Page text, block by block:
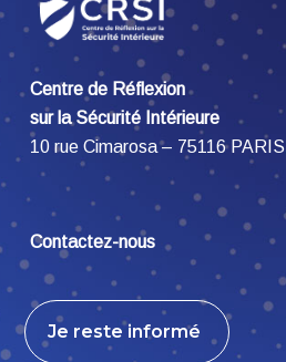
Centre de Réflexion
sur la Sécurité Intérieure
10 rue Cimarosa – 75116 PARIS
Contactez-nous
Je reste informé